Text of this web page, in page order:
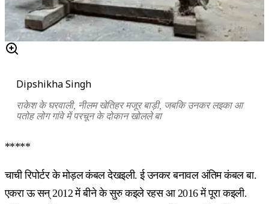
Dipshikha Singh
राकेश के घरवाली, नीलम खेतिहर मजूर बाड़ी, जबकि उनकर लइका आ
पतोह लोग गांवे में परचून के दोकान खोलले बा
*****
चाची रिपोर्टर के मोड़ल कंबल देखइली. ई उनकर बनावल अंतिम कंबल बा.
एकरा ऊ सन् 2012 में बीने के सुरु कइले रहस आ 2016 में पूरा कइली.